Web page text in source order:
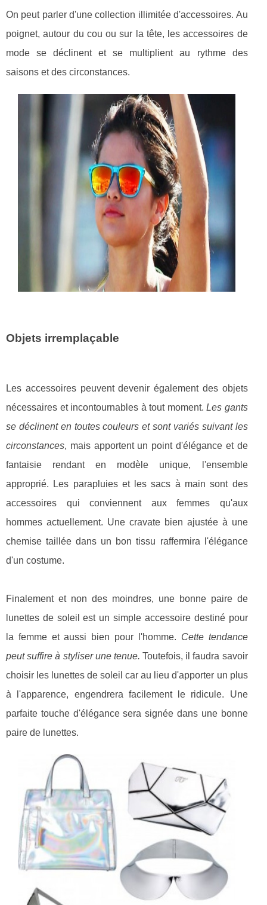
On peut parler d'une collection illimitée d'accessoires. Au
poignet, autour du cou ou sur la tête, les accessoires de
mode se déclinent et se multiplient au rythme des
saisons et des circonstances.
Objets irremplaçable
Les accessoires peuvent devenir également des objets
nécessaires et incontournables à tout moment.Les gants
se déclinent en toutes couleurs et sont variés suivant les
circonstances, mais apportent un point d'élégance et de
fantaisie rendant en modèle unique, l'ensemble
approprié. Les parapluies et les sacs à main sont des
accessoires qui conviennent aux femmes qu'aux
hommes actuellement. Une cravate bien ajustée à une
chemise taillée dans un bon tissu raffermira l'élégance
d'un costume.
Finalement et non des moindres, une bonne paire de
lunettes de soleil est un simple accessoire destiné pour
la femme et aussi bien pour l'homme. Cette tendance
peut suffire à styliser une tenue.Toutefois, il faudra savoir
choisir les lunettes de soleil car au lieu d'apporter un plus
à l'apparence, engendrera facilement le ridicule. Une
parfaite touche d'élégance sera signée dans une bonne
paire de lunettes.